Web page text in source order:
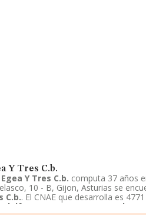
Y Tres C.b.
Y Tres C.b. computa 37 años
10 - B, Gijon, Asturias se
C.b.. El CNAE que desarrolla es
Adolfo A Gago Egea Y Tres C.b.